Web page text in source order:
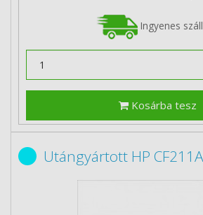
Ingyenes
Kosárba tesz
Utángyártott HP